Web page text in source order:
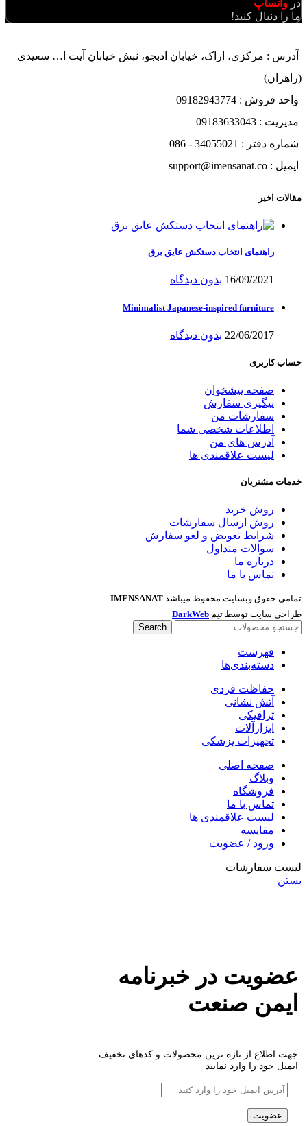
در واتساپ
ما را دنبال کنید!
آدرس : مرکزی، اراک، خیابان ادبجو، نبش خیابان آیت ا… سعیدی
(راهزان)
واحد فروش : 09182943774
مدیریت : 09183633043
شماره دفتر : 34055021 - 086
ایمیل : support@imensanat.co
مقالات اخیر
راهنمای انتخاب دستکش عایق برق
16/09/2021 بدون دیدگاه
Minimalist Japanese-inspired furniture
22/06/2017 بدون دیدگاه
حساب کاربری
صفحه پیشخوان
پیگیری سفارش
سفارشات من
اطلاعات شخصی شما
آدرس های من
لیست علاقمندی ها
خدمات مشتریان
روش خرید
روش ارسال سفارشات
شرایط تعویض و لغو سفارش
سوالات متداول
درباره ما
تماس با ما
تمامی حقوق وبسایت محفوظ میباشد IMENSANAT
طراحی سایت توسط تیم DarkWeb
Search
فهرست
دسته‌بندی‌ها
حفاظت فردی
آتش نشانی
ترافیکی
ابزارآلات
تجهیزات پزشکی
صفحه اصلی
وبلاگ
فروشگاه
تماس با ما
لیست علاقمندی ها
مقایسه
ورود / عضویت
لیست سفارشات
بستن
عضویت در خبرنامه
ایمن صنعت
جهت اطلاع از تازه ترین محصولات و کدهای تخفیف
ایمیل خود را وارد نمایید